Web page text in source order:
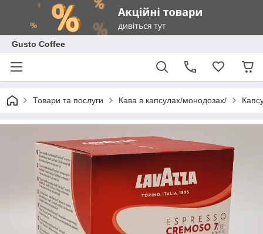
Gusto Coffee
Товари та послуги Кава в капсулах/монодозах/